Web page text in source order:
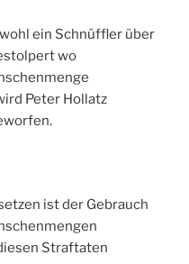
ein Schnüffler über
wo
Peter Hollatz
ist der Gebrauch
Straftaten